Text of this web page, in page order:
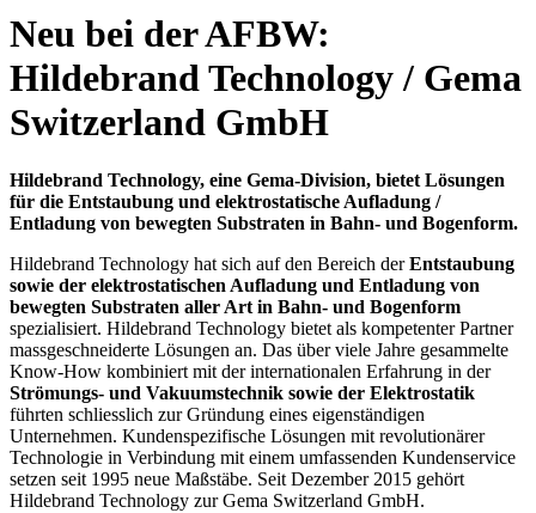
Neu bei der AFBW:
Hildebrand Technology / Gema
Switzerland GmbH
Hildebrand Technology, eine Gema-Division, bietet Lösungen
für die Entstaubung und elektrostatische Aufladung /
Entladung von bewegten Substraten in Bahn- und Bogenform.
Hildebrand Technology hat sich auf den Bereich derEntstaubung
sowie der elektrostatischen Aufladung und Entladung von
bewegten Substraten aller Art in Bahn- und Bogenform
spezialisiert. Hildebrand Technology bietet als kompetenter Partner
massgeschneiderte Lösungen an. Das über viele Jahre gesammelte
Know-How kombiniert mit der internationalen Erfahrung in der
Strömungs- und Vakuumstechnik sowie der Elektrostatik
führten schliesslich zur Gründung eines eigenständigen
Unternehmen. Kundenspezifische Lösungen mit revolutionärer
Technologie in Verbindung mit einem umfassenden Kundenservice
setzen seit 1995 neue Maßstäbe. Seit Dezember 2015 gehört
Hildebrand Technology zur Gema Switzerland GmbH.